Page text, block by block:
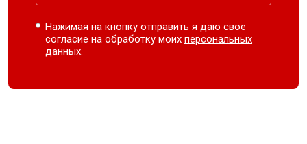
Нажимая на кнопку отправить я даю свое
согласие на обработку моихперсональных
данных.